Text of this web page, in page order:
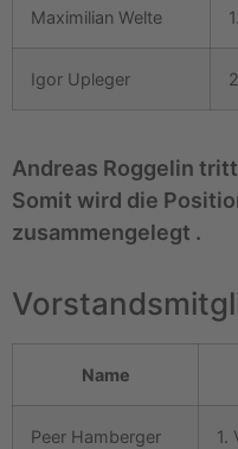
Maximilian Welte
Igor Upleger
Andreas Roggelin
Somit wird die
zusammengelegt .
Name
Peer Hamberger 1.